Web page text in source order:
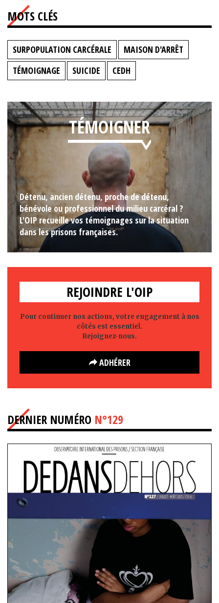
MOTS CLÉS
SURPOPULATION CARCÉRALE
MAISON D'ARRÊT
TÉMOIGNAGE
SUICIDE CEDH
TÉMOIGNER
Détenu, ancien détenu, proche de détenu,
bénévole ou professionnel du milieu carcéral ?
L'OIP recueille vos témoignages sur la situation
dans les prisons françaises.
REJOINDRE L'OIP
Pour continuer nos actions, votre engagement à nos
côtés est essentiel.
Rejoignez-nous.
ADHÉRER
DERNIER NUMÉRO N°129